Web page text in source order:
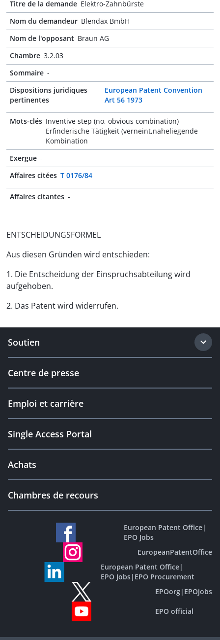
Titre de la demande Elektro-Zahnbürste
Nom du demandeur Blendax BmbH
Nom de l'opposant Braun AG
Chambre 3.2.03
Sommaire -
Dispositions juridiques
pertinentes
European Patent Convention
Art 56 1973
Mots-clés Inventive step (no, obvious combination)
Erfinderische Tätigkeit (verneint,naheliegende
Kombination
Exergue -
Affaires citées T 0176/84
Affaires citantes -
ENTSCHEIDUNGSFORMEL
Aus diesen Gründen wird entschieden:
1. Die Entscheidung der Einspruchsabteilung wird
aufgehoben.
2. Das Patent wird widerrufen.
Soutien
Centre de presse
Emploi et carrière
Single Access Portal
Achats
Chambres de recours
European Patent Office|
EPO Jobs
EuropeanPatentOffice
European Patent Office|
EPO Jobs| EPO Procurement
EPOorg| EPOjobs
EPO official